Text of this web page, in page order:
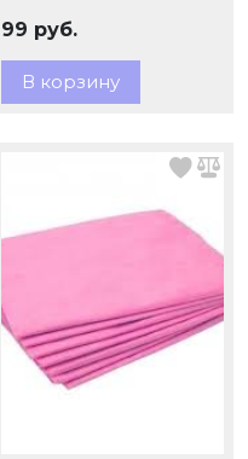
сложения, 10 шт. пачка
99 руб.
В корзину